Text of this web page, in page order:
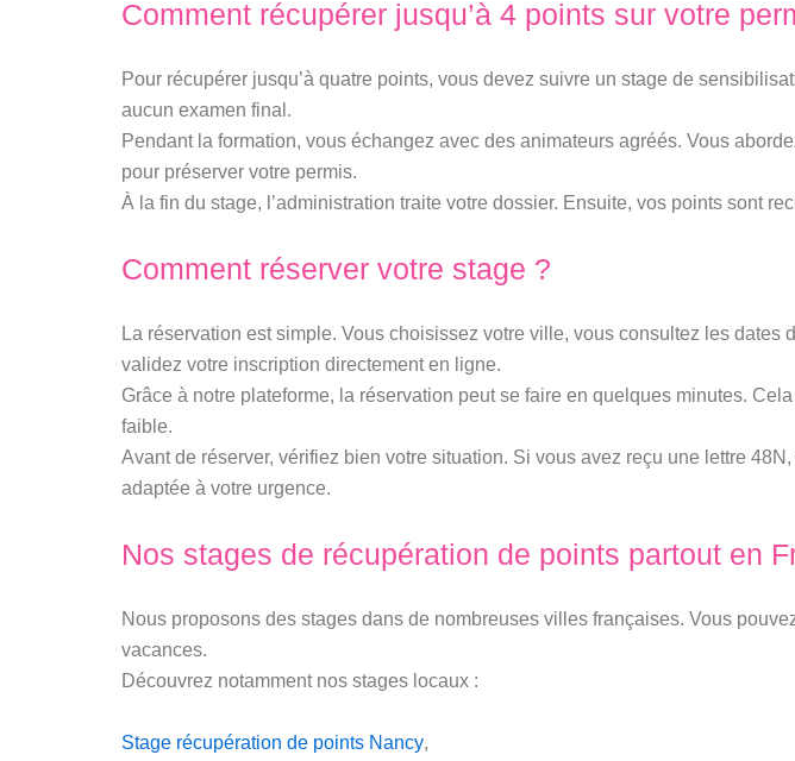
Comment récupérer jusqu’à 4 points sur votre
Pour récupérer jusqu’à quatre points, vous devez suivre un stage de
aucun examen final.
Pendant la formation, vous échangez avec des animateurs agréés. Vous
pour préserver votre permis.
À la fin du stage, l’administration traite votre dossier. Ensuite, vos points sont
Comment réserver votre stage ?
La réservation est simple. Vous choisissez votre ville, vous consultez les
validez votre inscription directement en ligne.
Grâce à notre plateforme, la réservation peut se faire en quelques minutes.
faible.
Avant de réserver, vérifiez bien votre situation. Si vous avez reçu une lettre
adaptée à votre urgence.
Nos stages de récupération de points partout en
Nous proposons des stages dans de nombreuses villes françaises. Vous
vacances.
Découvrez notamment nos stages locaux :
Stage récupération de points Nancy,